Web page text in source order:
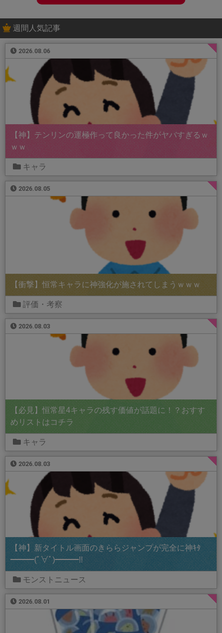
週間人気記事
2026.08.06
【神】テンリンの運極作って良かった件がヤバすぎるｗ
ｗｗ
キャラ
2026.08.05
【衝撃】恒常キャラに神強化が施されてしまうｗｗｗ
評価・考察
2026.08.03
【必見】恒常星4キャラの残す価値が話題に！？おすす
めリストはコチラ
キャラ
2026.08.03
【神】新タイトル画面のきららジャンプが完全に神ｷﾀ
━━━(ﾟ∀ﾟ)━━━!!
モンストニュース
2026.08.01